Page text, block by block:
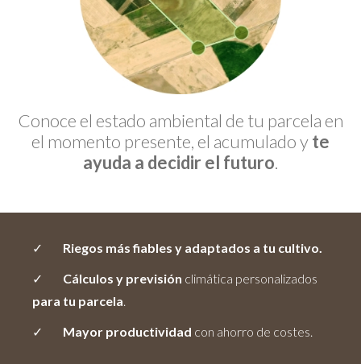
Conoce el estado ambiental de tu parcela en
el momento presente, el acumulado yte
ayuda a decidir el futuro.
Riegos más fiables y adaptados a tu cultivo.
Cálculos y previsión climática personalizados
para tu parcela.
Mayor productividad con ahorro de costes.